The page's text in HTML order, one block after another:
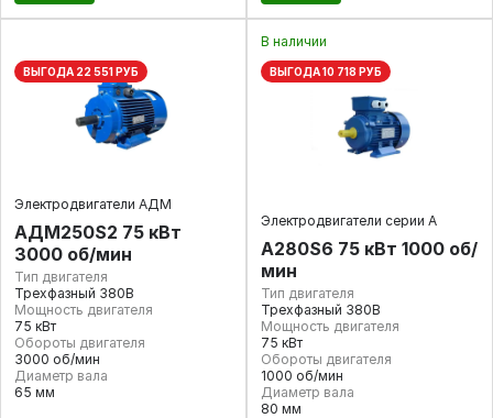
ВЫГОДА 22 551 РУБ
Электродвигатели АДМ
АДМ250S2 75 кВт
3000 об/мин
Тип двигателя
Трехфазный 380В
Мощность двигателя
75 кВт
Обороты двигателя
3000 об/мин
Диаметр вала
65 мм
В наличии
ВЫГОДА 10 718 РУБ
Электродвигатели серии А
А280S6 75 кВт 1000 об/
мин
Тип двигателя
Трехфазный 380В
Мощность двигателя
75 кВт
Обороты двигателя
1000 об/мин
Диаметр вала
80 мм